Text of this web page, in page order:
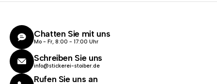
Chatten Sie mit uns
Mo - Fr, 8:00 - 17:00 Uhr
Schreiben Sie uns
info@stickerei-stoiber.de
Rufen Sie uns an